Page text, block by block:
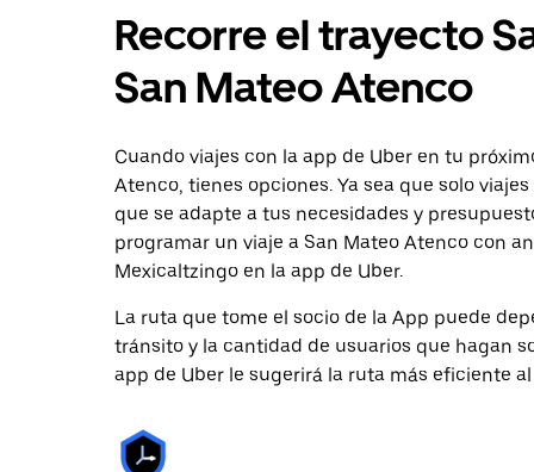
Recorre el trayecto
San Mateo Atenco
Cuando viajes con la app de Uber en tu
Atenco, tienes opciones. Ya sea que solo
que se adapte a tus necesidades y
programar un viaje a San Mateo Atenco con
Mexicaltzingo en la app de Uber.
La ruta que tome el socio de la App puede
tránsito y la cantidad de usuarios que hagan
app de Uber le sugerirá la ruta más eficiente